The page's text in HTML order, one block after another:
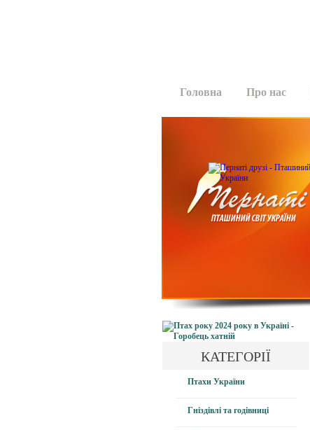
Головна Про нас
КАТЕГОРІЇ
Птахи України
Гніздівлі та годівниці